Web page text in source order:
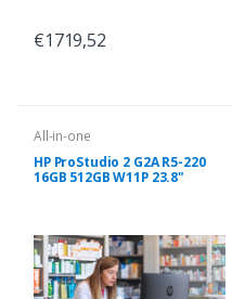
€1719,52
All-in-one
HP ProStudio 2 G2A R5-220
16GB 512GB W11P 23.8"